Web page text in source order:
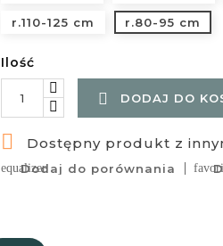
r.110-125 cm r.80-95 cm
Ilość
 DODAJ DO
 Dostępny produkt z
equalizer
Dodaj do porównania